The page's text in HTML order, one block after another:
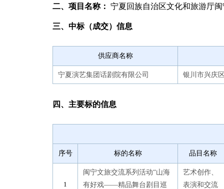
二、项目名称： 宁夏回族自治区文化和旅游厅
三、中标（成交）信息
供应商名称
宁夏演艺集团话剧院有限公司 银川市兴庆
四、主要标的信息
序号 标的名称 品目名称
闽宁文旅交流系列活动“山海
有好戏——精品舞台剧目巡
艺术创作、
表演和交流